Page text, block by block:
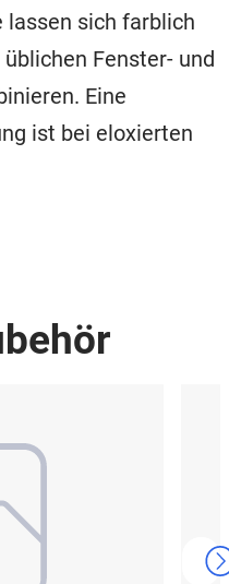
lassen sich farblich
Fenster- und
Eine
ist bei eloxierten